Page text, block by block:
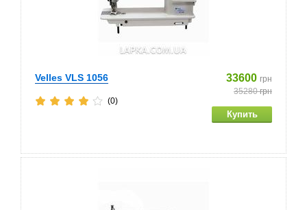
Velles VLS 1056 33600 грн
35280грн
(0)